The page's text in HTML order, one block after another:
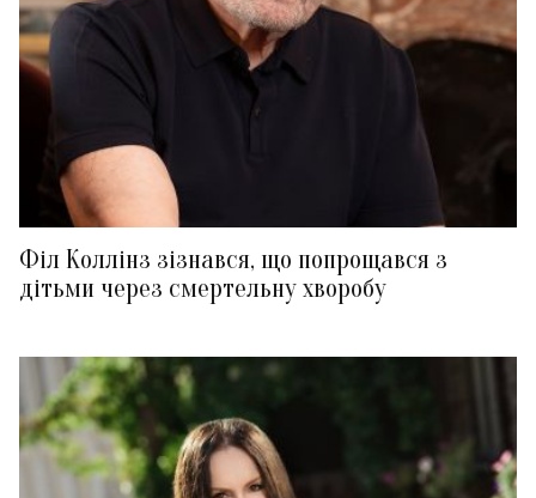
Філ Коллінз зізнався, що попрощався з
дітьми через смертельну хворобу